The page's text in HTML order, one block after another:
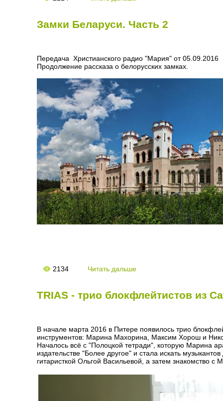
Замки Беларуси. Часть 2
Передача Христианского радио "Мария" от 05.09.2016
Продолжение рассказа о белорусских замках.
2134 Читать дальше
TRIAS - трио блокфлейтистов из
В начале марта 2016 в Питере появилось трио
инструментов: Марина Махорина, Максим Хорош и
Началось всё с "Полоцкой тетради", которую Марина
издательстве "Более другое" и стала искать
гитаристкой Ольгой Васильевой, а затем знакомство